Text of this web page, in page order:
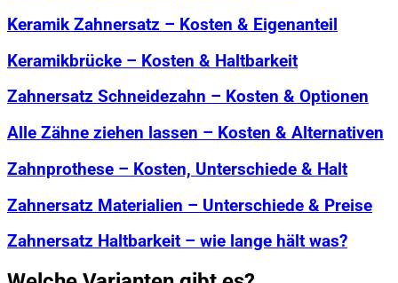
Keramik Zahnersatz – Kosten & Eigenanteil
Keramikbrücke – Kosten & Haltbarkeit
Zahnersatz Schneidezahn – Kosten & Optionen
Alle Zähne ziehen lassen – Kosten & Alternativen
Zahnprothese – Kosten, Unterschiede & Halt
Zahnersatz Materialien – Unterschiede & Preise
Zahnersatz Haltbarkeit – wie lange hält was?